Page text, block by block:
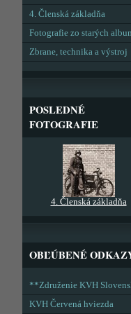
4. Členská základňa
Fotografie zo starých
Zbrane, technika a výstroj
POSLEDNÉ
FOTOGRAFIE
4. Členská základňa
OBĽÚBENÉ
**Združenie KVH
KVH Červená hviezda